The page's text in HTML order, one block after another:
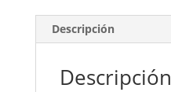
Descripción
Descripción